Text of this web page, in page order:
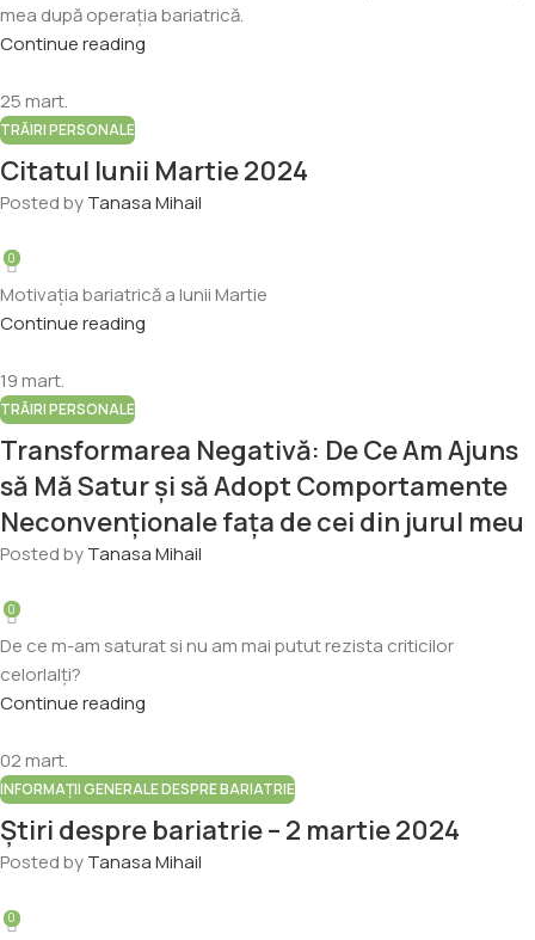
mea după operația bariatrică.
Continue reading
25mart.
TRĂIRI PERSONALE
Citatul lunii Martie 2024
Posted byTanasa Mihail
0
Motivația bariatrică a lunii Martie
Continue reading
19mart.
TRĂIRI PERSONALE
Transformarea Negativă: De Ce Am Ajuns
să Mă Satur și să Adopt Comportamente
Neconvenționale fața de cei din jurul meu
Posted byTanasa Mihail
0
De ce m-am saturat si nu am mai putut rezista criticilor
celorlalți?
Continue reading
02mart.
INFORMAȚII GENERALE DESPRE BARIATRIE
Știri despre bariatrie – 2 martie 2024
Posted byTanasa Mihail
0